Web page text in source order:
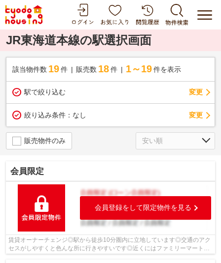
JR東海道本線の駅選択画面
該当物件数 19件 販売数 18 件 1～19 件を表示
駅で絞り込む 変更
絞り込み条件： なし 変更
販売物件のみ
会員限定
会員登録をして限定物件を見る
賃貸オーナーチェンジ◎駅から徒歩10分圏内に立地しています◎交通のアク
セスがしやすくと色んな所に行きやすいです◎近くにはファミリーマート京
都東インター店(徒歩3分)がありちょっと...